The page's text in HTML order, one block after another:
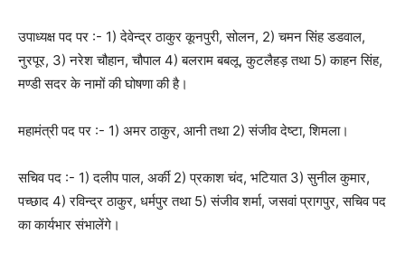
उपाध्यक्ष पद पर :- 1) देवेन्द्र ठाकुर कूनपुरी, सोलन, 2) चमन सिंह डडवाल,
नुरपूर, 3) नरेश चौहान, चौपाल 4) बलराम बबलू, कुटलैहड़ तथा 5) काहन सिंह,
मण्डी सदर के नामों की घोषणा की है।
महामंत्री पद पर :- 1) अमर ठाकुर, आनी तथा 2) संजीव देष्टा, शिमला।
सचिव पद :- 1) दलीप पाल, अर्की 2) प्रकाश चंद, भटियात 3) सुनील कुमार,
पच्छाद 4) रविन्द्र ठाकुर, धर्मपुर तथा 5) संजीव शर्मा, जसवां प्रागपुर, सचिव पद
का कार्यभार संभालेंगे।